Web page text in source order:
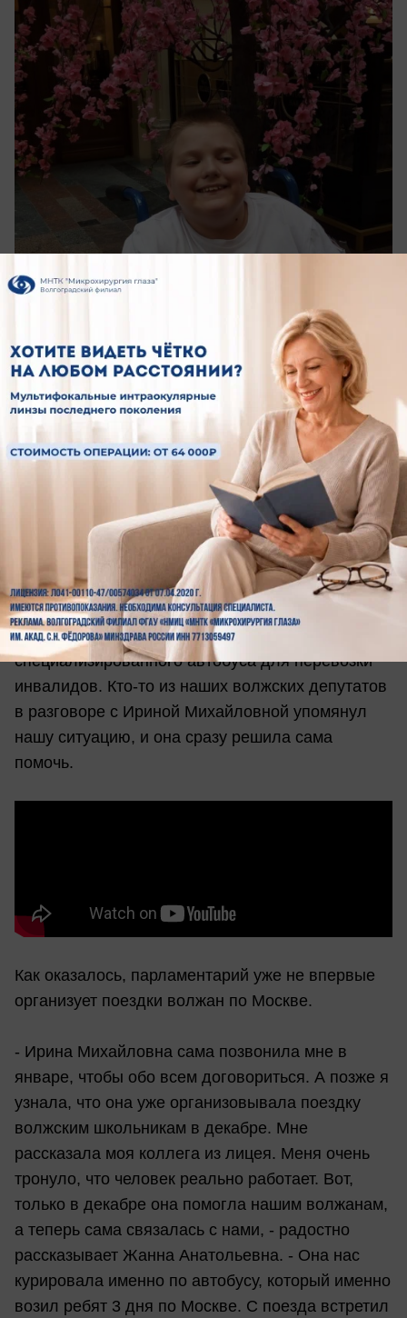
- Так как я работаю очень давно, я, конечно,
написала людям, чьих детей уже выпустила с
вопросом о том, кто может помочь с получением
специализированного автобуса для перевозки
инвалидов. Кто-то из наших волжских депутатов
в разговоре с Ириной Михайловной упомянул
нашу ситуацию, и она сразу решила сама
помочь.
Как оказалось, парламентарий уже не впервые
организует поездки волжан по Москве.
- Ирина Михайловна сама позвонила мне в
январе, чтобы обо всем договориться. А позже я
узнала, что она уже организовывала поездку
волжским школьникам в декабре. Мне
рассказала моя коллега из лицея. Меня очень
тронуло, что человек реально работает. Вот,
только в декабре она помогла нашим волжанам,
а теперь сама связалась с нами, - радостно
рассказывает Жанна Анатольевна. - Она нас
курировала именно по автобусу, который именно
возил ребят 3 дня по Москве. С поезда встретил